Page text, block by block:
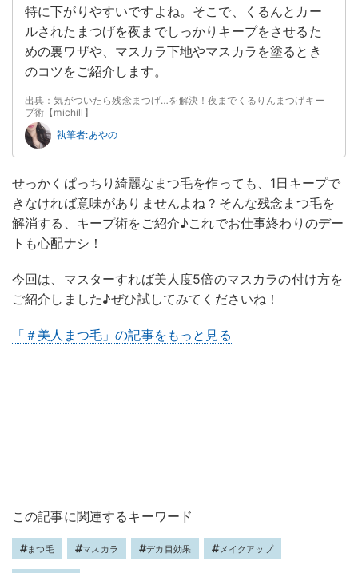
特に下がりやすいですよね。そこで、くるんとカー
ルされたまつげを夜までしっかりキープをさせるた
めの裏ワザや、マスカラ下地やマスカラを塗るとき
のコツをご紹介します。
出典：気がついたら残念まつげ…を解決！夜までくるりんまつげキー
プ術【michill】
執筆者:あやの
せっかくぱっちり綺麗なまつ毛を作っても、1日キープで
きなければ意味がありませんよね？そんな残念まつ毛を
解消する、キープ術をご紹介♪これでお仕事終わりのデー
トも心配ナシ！
今回は、マスターすれば美人度5倍のマスカラの付け方を
ご紹介しました♪ぜひ試してみてくださいね！
「＃美人まつ毛」の記事をもっと見る
この記事に関連するキーワード
まつ毛 マスカラ デカ目効果 メイクアップ